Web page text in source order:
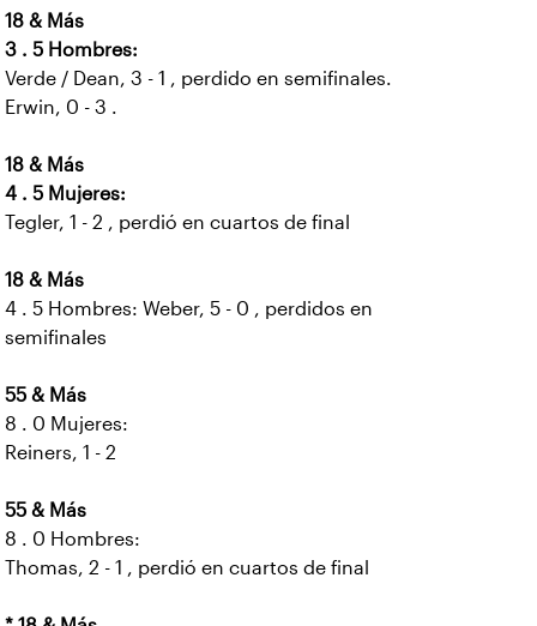
18 & Más
3 . 5 Hombres:
Verde / Dean, 3 - 1 , perdido en semifinales.
Erwin, 0 - 3 .
18 & Más
4 . 5 Mujeres:
Tegler, 1 - 2 , perdió en cuartos de final
18 & Más
4 . 5 Hombres: Weber, 5 - 0 , perdidos en
semifinales
55 & Más
8 . 0 Mujeres:
Reiners, 1 - 2
55 & Más
8 . 0 Hombres:
Thomas, 2 - 1 , perdió en cuartos de final